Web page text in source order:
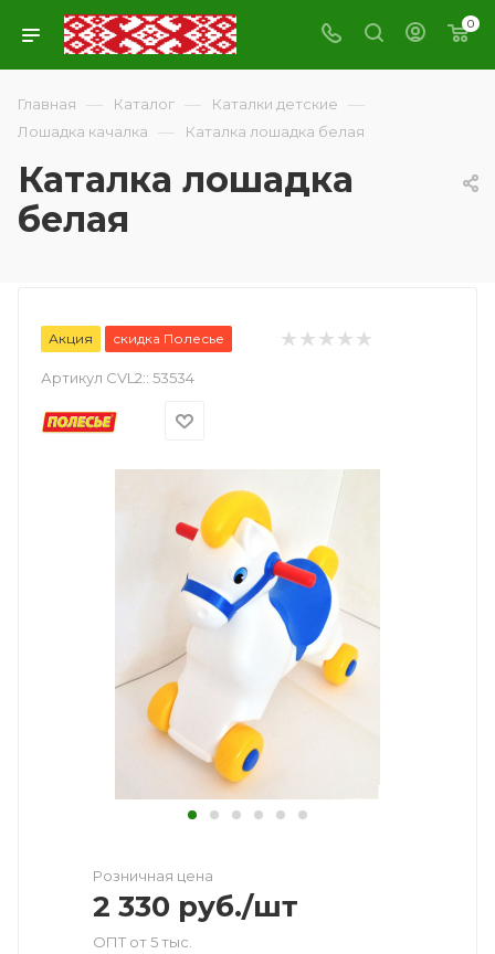
0
Главная — Каталог — Каталки детские —
Лошадка качалка — Каталка лошадка белая
Каталка лошадка
белая
Акция скидка Полесье
Артикул CVL2:: 53534
Розничная цена
2 330 руб./шт
ОПТ от 5 тыс.